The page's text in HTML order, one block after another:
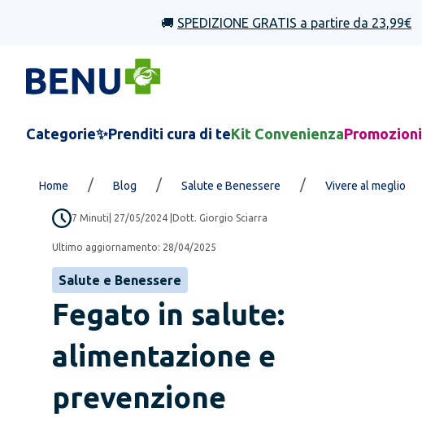
🚚 SPEDIZIONE GRATIS a partire da 23,99€
Categorie✨Prenditi cura di teKit ConvenienzaPromozioni
Home / Blog / Salute e Benessere / Vivere al meglio
7 Minuti 27/05/2024 Dott. Giorgio Sciarra
Ultimo aggiornamento: 28/04/2025
Salute e Benessere
Fegato in salute:
alimentazione e
prevenzione